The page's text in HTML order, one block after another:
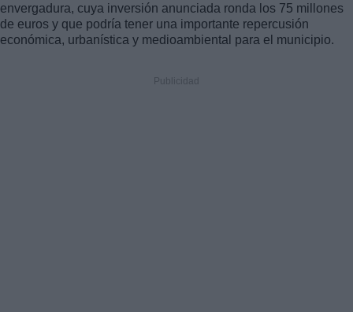
envergadura, cuya inversión anunciada ronda los 75 millones
de euros y que podría tener una importante repercusión
económica, urbanística y medioambiental para el municipio.